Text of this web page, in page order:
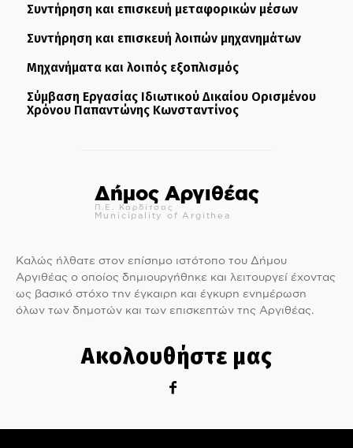
Συντήρηση και επισκευή μεταφορικών μέσων
Συντήρηση και επισκευή λοιπών μηχανημάτων
Μηχανήματα και λοιπός εξοπλισμός
Σύμβαση Εργασίας Ιδιωτικού Δικαίου Ορισμένου
Χρόνου Παπαντώνης Κωνσταντίνος
Δήμος Αργιθέας
Π.Ε. Καρδίτσας
Municipality of Argithea
Καλώς ήλθατε στον επίσημο ιστότοπο του Δήμου
Αργιθέας ο οποίος δημιουργήθηκε και λειτουργεί έχοντας
ως βασικό στόχο την έγκαιρη και έγκυρη ενημέρωση
όλων των δημοτών και των επισκεπτών της Αργιθέας.
Ακολουθήστε μας